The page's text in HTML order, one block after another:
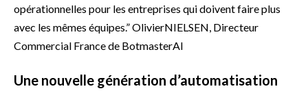
opérationnelles pour les entreprises qui doivent faire plus
avec les mêmes équipes.” OlivierNIELSEN, Directeur
Commercial France de BotmasterAI
Une nouvelle génération d’automatisation